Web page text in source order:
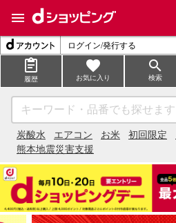
ログイン/発行する
履歴 お気に入り 検索
炭酸水 エアコン お米 初回限定
熊本地震災害支援